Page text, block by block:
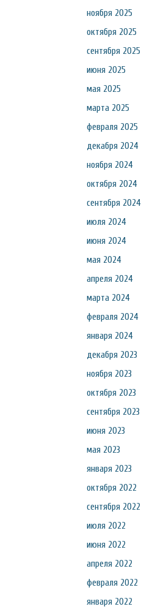
ноября 2025
октября 2025
сентября 2025
июня 2025
мая 2025
марта 2025
февраля 2025
декабря 2024
ноября 2024
октября 2024
сентября 2024
июля 2024
июня 2024
мая 2024
апреля 2024
марта 2024
февраля 2024
января 2024
декабря 2023
ноября 2023
октября 2023
сентября 2023
июня 2023
мая 2023
января 2023
октября 2022
сентября 2022
июля 2022
июня 2022
апреля 2022
февраля 2022
января 2022